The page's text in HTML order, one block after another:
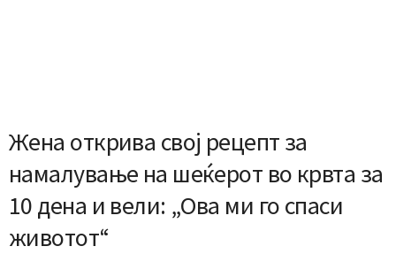
Жена открива свој рецепт за
намалување на шеќерот во кpвтa за
10 дена и вели: „Ова ми го спаси
животот“